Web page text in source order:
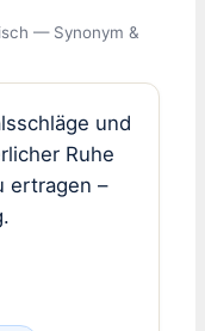
— Synonym &
und
Ruhe
ertragen –